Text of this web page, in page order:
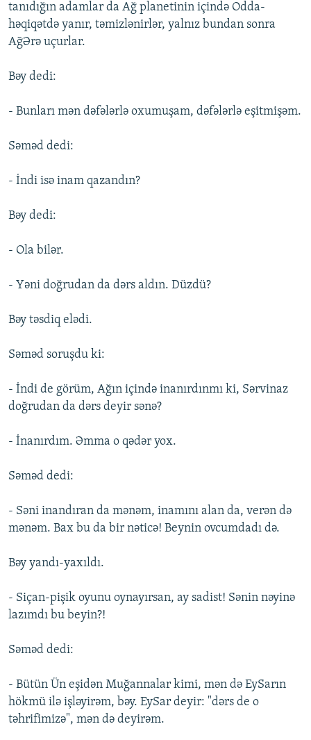
tanıdığın adamlar da Ağ planetinin içində Odda-
həqiqətdə yanır, təmizlənirlər, yalnız bundan sonra
AğƏrə uçurlar.
Bəy dedi:
- Bunları mən dəfələrlə oxumuşam, dəfələrlə eşitmişəm.
Səməd dedi:
- İndi isə inam qazandın?
Bəy dedi:
- Ola bilər.
- Yəni doğrudan da dərs aldın. Düzdü?
Bəy təsdiq elədi.
Səməd soruşdu ki:
- İndi de görüm, Ağın içində inanırdınmı ki, Sərvinaz
doğrudan da dərs deyir sənə?
- İnanırdım. Əmma o qədər yox.
Səməd dedi:
- Səni inandıran da mənəm, inamını alan da, verən də
mənəm. Bax bu da bir nəticə! Beynin ovcumdadı də.
Bəy yandı-yaxıldı.
- Siçan-pişik oyunu oynayırsan, ay sadist! Sənin nəyinə
lazımdı bu beyin?!
Səməd dedi:
- Bütün Ün eşidən Muğannalar kimi, mən də EySarın
hökmü ilə işləyirəm, bəy. EySar deyir: "dərs de o
təhrifimizə", mən də deyirəm.